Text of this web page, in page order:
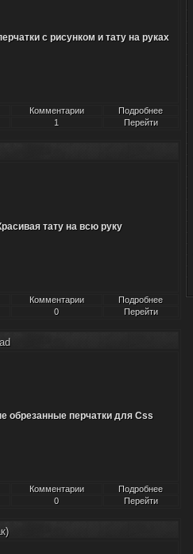
с рисунком и тату на руках
Комментарии
Подробнее
1 Перейти
тату на всю руку
Комментарии
Подробнее
0 Перейти
обрезанные перчатки для Css
Комментарии
Подробнее
0 Перейти